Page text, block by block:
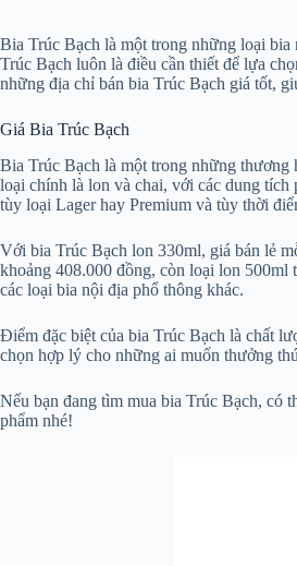
Bia Trúc Bạch là một trong những loại
Trúc Bạch luôn là điều cần thiết để lựa
những địa chỉ bán bia Trúc Bạch giá tốt,
Giá Bia Trúc Bạch
Bia Trúc Bạch là một trong những
loại chính là lon và chai, với các dung tích
tùy loại Lager hay Premium và tùy thời
Với bia Trúc Bạch lon 330ml, giá bán lẻ
khoảng 408.000 đồng, còn loại lon 500ml
các loại bia nội địa phổ thông khác.
Điểm đặc biệt của bia Trúc Bạch là chất
chọn hợp lý cho những ai muốn thưởng
Nếu bạn đang tìm mua bia Trúc Bạch, có
phẩm nhé!